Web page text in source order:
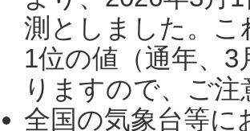
測としました。こ
1位の値（通年、
りますので、ご
全国の気象台等に